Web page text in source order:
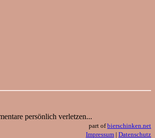
persönlich verletzen...
part ofbierschinken.net
Impressum | Datenschutz